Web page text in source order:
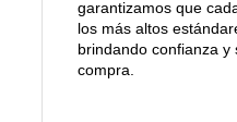
garantizamos que
los más altos
brindando confianza y
compra.